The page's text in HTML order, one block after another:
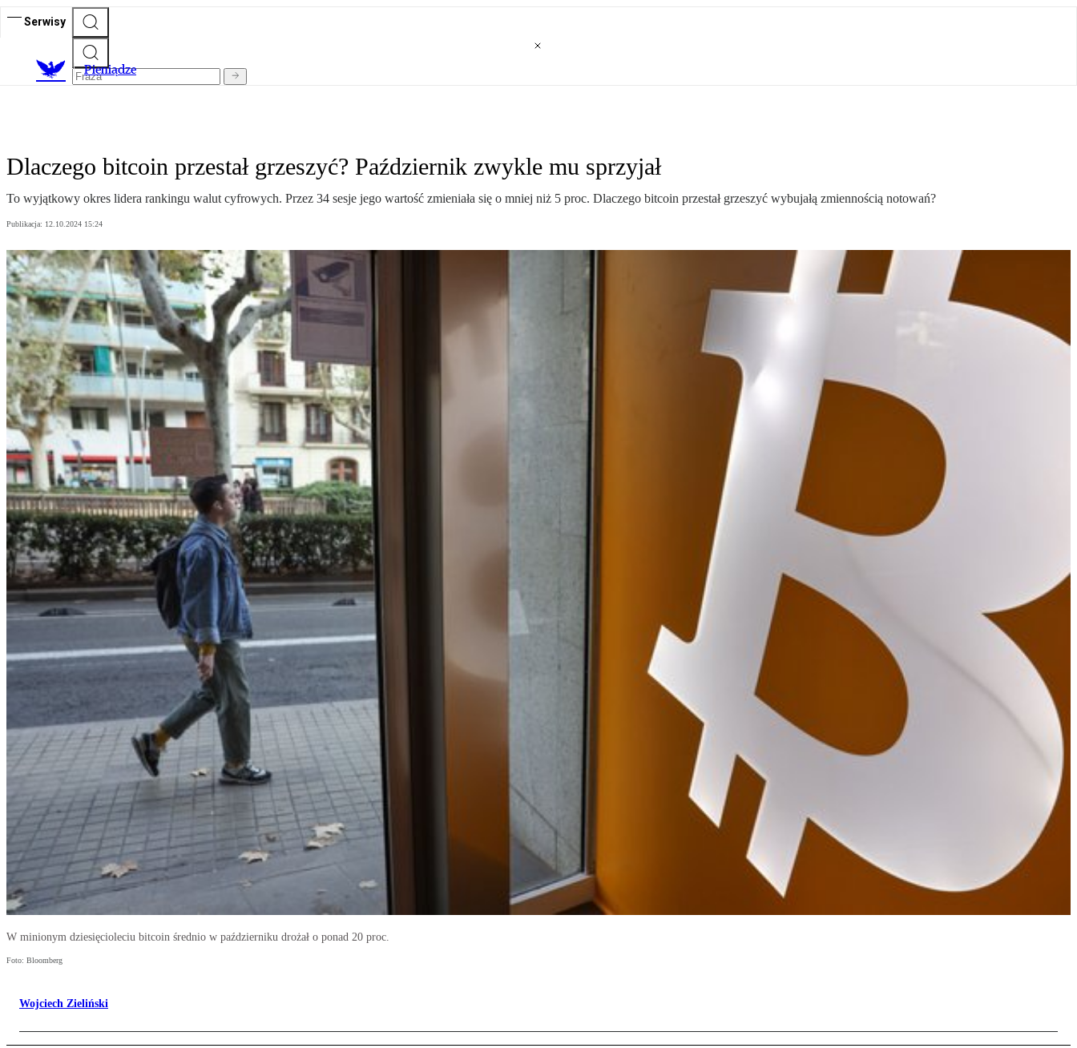
Serwisy
Pieniądze
Dlaczego bitcoin przestał grzeszyć? Październik zwykle mu sprzyjał
To wyjątkowy okres lidera rankingu walut cyfrowych. Przez 34 sesje jego wartość zmieniała się o mniej niż 5 proc. Dlaczego bitcoin przestał grzeszyć wybujałą zmiennością notowań?
Publikacja: 12.10.2024 15:24
W minionym dziesięcioleciu bitcoin średnio w październiku drożał o ponad 20 proc.
Foto: Bloomberg
Wojciech Zieliński